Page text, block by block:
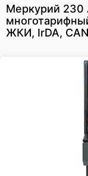
Меркурий 230
ЖКИ, IrDA,